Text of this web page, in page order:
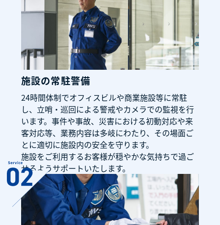
施設の常駐警備
24時間体制でオフィスビルや商業施設等に常駐
し、立哨・巡回による警戒やカメラでの監視を行
います。事件や事故、災害における初動対応や来
客対応等、業務内容は多岐にわたり、その場面ご
とに適切に施設内の安全を守ります。
施設をご利用するお客様が穏やかな気持ちで過ご
せるようサポートいたします。